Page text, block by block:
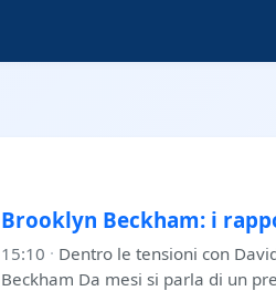
Brooklyn Beckham: i
15:10 · Dentro le tensioni con
Beckham Da mesi si parla di un